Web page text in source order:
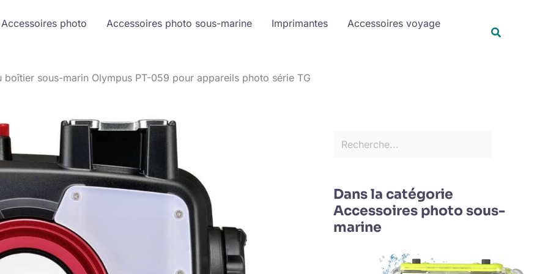
Accessoires photo Accessoires photo sous-marine Imprimantes
Accessoires voyage
boîtier sous-marin Olympus PT-059 pour appareils photo série TG
r
Dans la catégorie
Accessoires photo sous-
marine